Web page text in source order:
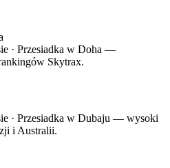
· Przesiadka w Doha —
Skytrax.
· Przesiadka w Dubaju — wysoki
i Australii.